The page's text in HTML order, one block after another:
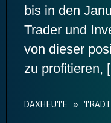
bis in den
Trader und
von dieser
zu profitieren,
DAXHEUTE »